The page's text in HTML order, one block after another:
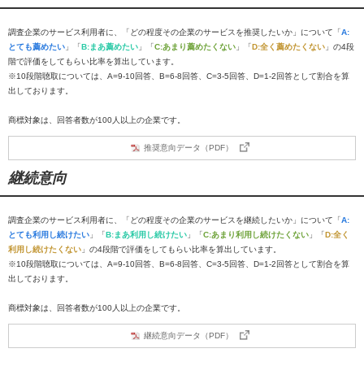
調査企業のサービス利用者に、「どの程度その企業のサービスを推奨したいか」について「A:
とても薦めたい 」「B:まあ薦めたい 」「C:あまり薦めたくない 」「D:全く薦めたくない 」の4段
階で評価をしてもらい比率を算出しています。
※10段階聴取については、A=9-10回答、B=6-8回答、C=3-5回答、D=1-2回答として割合を算
出しております。
商標対象は、回答者数が100人以上の企業です。
推奨意向データ（PDF）
継続意向
調査企業のサービス利用者に、「どの程度その企業のサービスを継続したいか」について「A:
とても利用し続けたい 」「B:まあ利用し続けたい 」「C:あまり利用し続けたくない 」「D:全く
利用し続けたくない 」の4段階で評価をしてもらい比率を算出しています。
※10段階聴取については、A=9-10回答、B=6-8回答、C=3-5回答、D=1-2回答として割合を算
出しております。
商標対象は、回答者数が100人以上の企業です。
継続意向データ（PDF）